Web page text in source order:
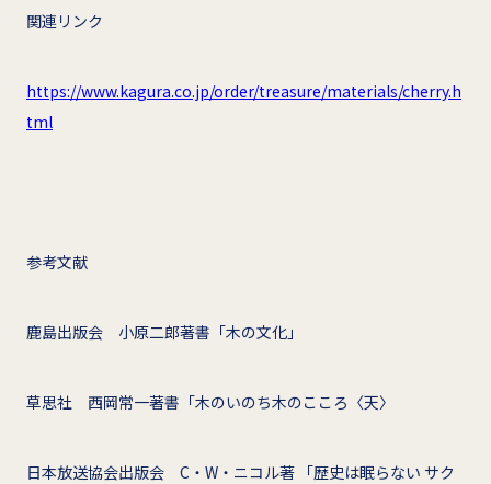
関連リンク
https://www.kagura.co.jp/order/treasure/materials/cherry.h
tml
参考文献
鹿島出版会 小原二郎著書「木の文化」
草思社 西岡常一著書「木のいのち木のこころ〈天〉
日本放送協会出版会 C・W・ニコル著 「歴史は眠らない サク